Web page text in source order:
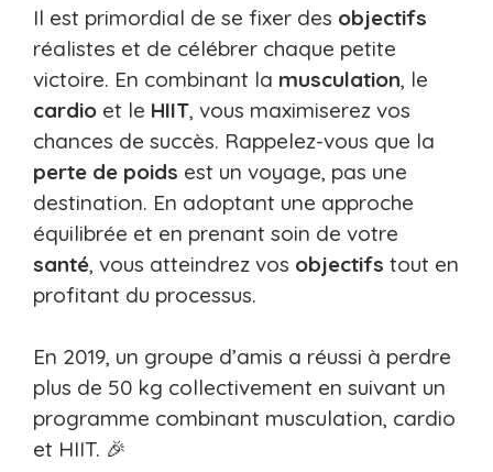
Il est primordial de se fixer des objectifs
réalistes et de célébrer chaque petite
victoire. En combinant la musculation, le
cardio et le HIIT, vous maximiserez vos
chances de succès. Rappelez-vous que la
perte de poids est un voyage, pas une
destination. En adoptant une approche
équilibrée et en prenant soin de votre
santé, vous atteindrez vos objectifs tout en
profitant du processus.
En 2019, un groupe d’amis a réussi à perdre
plus de 50 kg collectivement en suivant un
programme combinant musculation, cardio
et HIIT. 🎉